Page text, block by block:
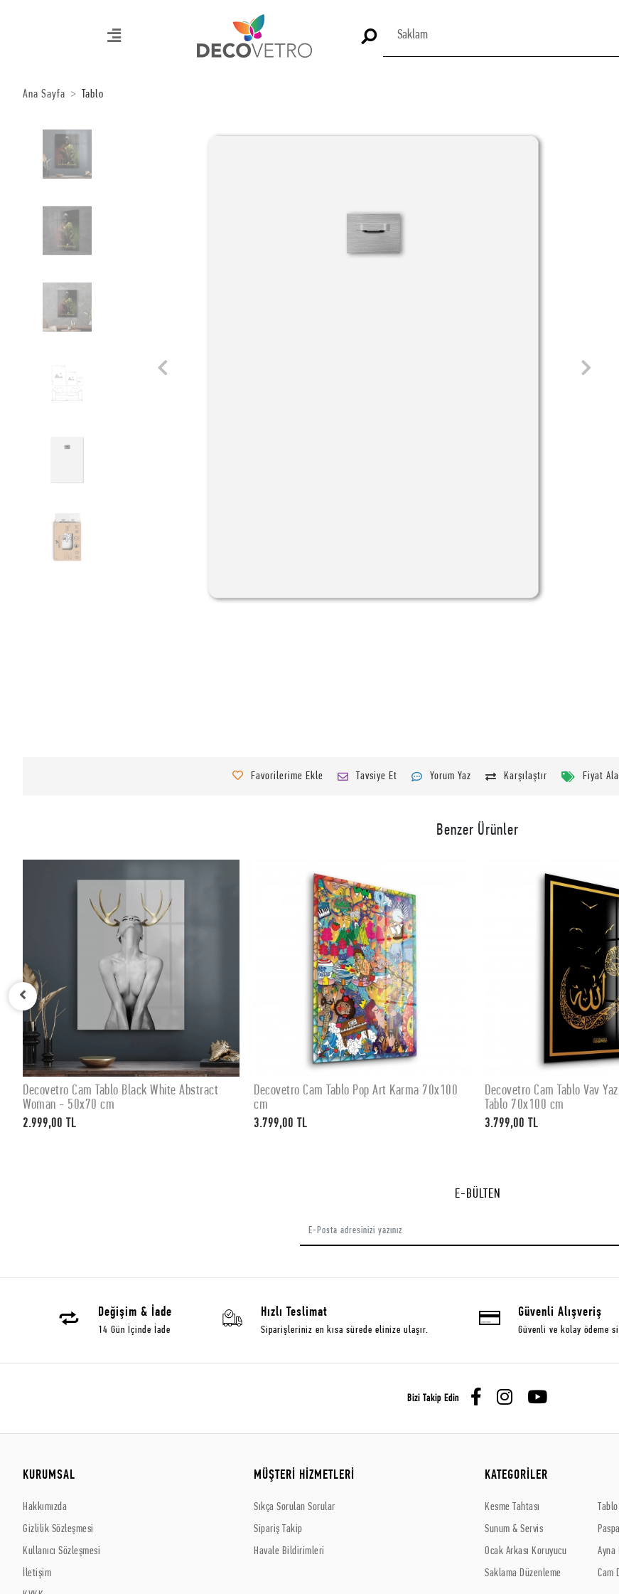
Ana Sayfa Tablo
Favorilerime Ekle Tavsiye Et Yorum Yaz Karşılaştır Fiyat
Benzer Ürünler
SEPETE EKLE
Decovetro Cam Tablo Black White Abstract
Woman - 50x70 cm
2.999,00 TL
SEPETE EKLE
Decovetro Cam Tablo Pop Art Karma 70x100
cm
3.799,00 TL
SEPETE EKLE
Decovetro Cam Tablo Vav
Tablo 70x100 cm
3.799,00 TL
E-BÜLTEN
Değişim & İade
14 Gün İçinde İade
Hızlı Teslimat
Siparişleriniz en kısa sürede elinize ulaşır.
Güvenli Alışveriş
Güvenli ve kolay ödeme
Bizi Takip Edin
KURUMSAL
Hakkımızda
Gizlilik Sözleşmesi
Kullanıcı Sözleşmesi
İletişim
MÜŞTERİ HİZMETLERİ
Sıkça Sorulan Sorular
Sipariş Takip
Havale Bildirimleri
KATEGORİLER
Kesme Tahtası
Sunum & Servis
Ocak Arkası Koruyucu
Saklama Düzenleme
Ayna
Cam